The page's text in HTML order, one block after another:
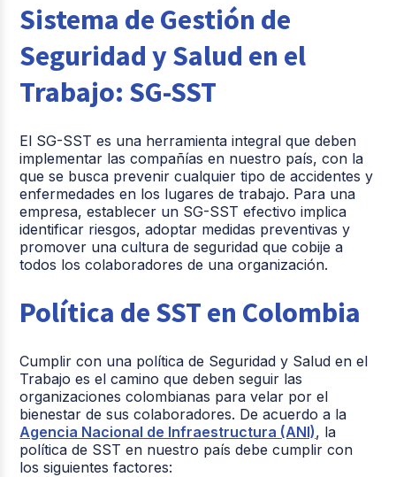
Sistema de Gestión de
Seguridad y Salud en el
Trabajo: SG-SST
El SG-SST es una herramienta integral que deben
implementar las compañías en nuestro país, con la
que se busca prevenir cualquier tipo de accidentes y
enfermedades en los lugares de trabajo. Para una
empresa, establecer un SG-SST efectivo implica
identificar riesgos, adoptar medidas preventivas y
promover una cultura de seguridad que cobije a
todos los colaboradores de una organización.
Política de SST en Colombia
Cumplir con una política de Seguridad y Salud en el
Trabajo es el camino que deben seguir las
organizaciones colombianas para velar por el
bienestar de sus colaboradores. De acuerdo a la
Agencia Nacional de Infraestructura (ANI), la
política de SST en nuestro país debe cumplir con
los siguientes factores: